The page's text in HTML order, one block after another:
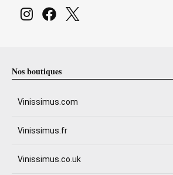
Nos boutiques
Vinissimus.com
Vinissimus.fr
Vinissimus.co.uk